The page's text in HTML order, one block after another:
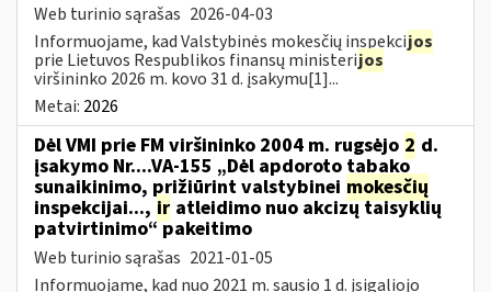
Web turinio sąrašas 2026-04-03
Informuojame, kad Valstybinės mokesčių inspekcijos
prie Lietuvos Respublikos finansų ministerijos
viršininko 2026 m. kovo 31 d. įsakymu[1]...
Metai: 2026
Dėl VMI prie FM viršininko 2004 m. rugsėjo 2 d.
įsakymo Nr....VA-155 „Dėl apdoroto tabako
sunaikinimo, prižiūrint valstybinei mokesčių
inspekcijai..., ir atleidimo nuo akcizų taisyklių
patvirtinimo“ pakeitimo
Web turinio sąrašas 2021-01-05
Informuojame, kad nuo 2021 m. sausio 1 d. įsigaliojo